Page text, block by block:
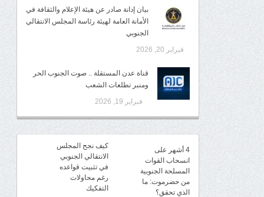
بيان إدانة صادر عن هيئة الإعلام والثقافة في
الأمانة العامة لهيئة رئاسة المجلس الانتقالي
الجنوبي
فبراير 20, 2026
قناة عدن المستقلة .. صوت الجنوب الحر
ومنبر تطلعات الشعب
فبراير 19, 2026
4 أشهر على
انسحاب القوات
المسلحة الجنوبية
من حضرموت: ما
الذي تحقق؟
كيف نجح المجلس
الانتقالي الجنوبي
في تثبيت قواعده
رغم محاولات
التفكيك